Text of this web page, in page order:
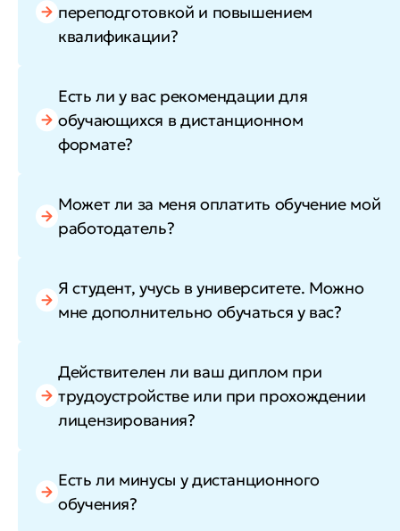
переподготовкой и повышением
квалификации?
Есть ли у вас рекомендации для
обучающихся в дистанционном
формате?
Может ли за меня оплатить обучение мой
работодатель?
Я студент, учусь в университете. Можно
мне дополнительно обучаться у вас?
Действителен ли ваш диплом при
трудоустройстве или при прохождении
лицензирования?
Есть ли минусы у дистанционного
обучения?